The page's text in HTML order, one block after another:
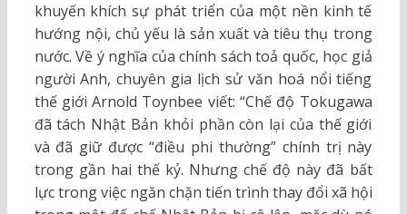
khuyến khích sự phát triển của một nền kinh tế
hướng nội, chủ yếu là sản xuất và tiêu thụ trong
nước. Về ý nghĩa của chính sách toả quốc, học giả
người Anh, chuyên gia lịch sử văn hoá nổi tiếng
thế giới Arnold Toynbee viết: “Chế độ Tokugawa
đã tách Nhật Bản khỏi phần còn lại của thế giới
và đã giữ được “điều phi thường” chính trị này
trong gần hai thế kỷ. Nhưng chế độ này đã bất
lực trong việc ngăn chặn tiến trình thay đổi xã hội